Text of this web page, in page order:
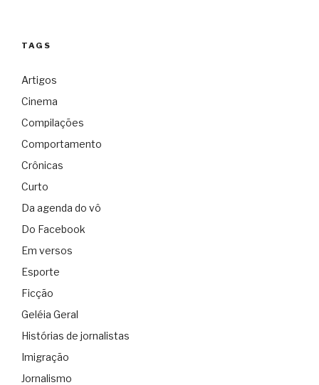
TAGS
Artigos
Cinema
Compilações
Comportamento
Crônicas
Curto
Da agenda do vô
Do Facebook
Em versos
Esporte
Ficção
Geléia Geral
Histórias de jornalistas
Imigração
Jornalismo